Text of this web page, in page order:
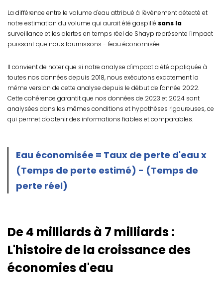
La différence entre le volume d'eau attribué à l'événement détecté et
notre estimation du volume qui aurait été gaspillé sans la
surveillance et les alertes en temps réel de Shayp représente l'impact
puissant que nous fournissons - l'eau économisée.
Il convient de noter que si notre analyse d'impact a été appliquée à
toutes nos données depuis 2018, nous exécutons exactement la
même version de cette analyse depuis le début de l'année 2022.
Cette cohérence garantit que nos données de 2023 et 2024 sont
analysées dans les mêmes conditions et hypothèses rigoureuses, ce
qui permet d'obtenir des informations fiables et comparables.
Eau économisée = Taux de perte d'eau x
(Temps de perte estimé) - (Temps de
perte réel)
De 4 milliards à 7 milliards :
L'histoire de la croissance des
économies d'eau